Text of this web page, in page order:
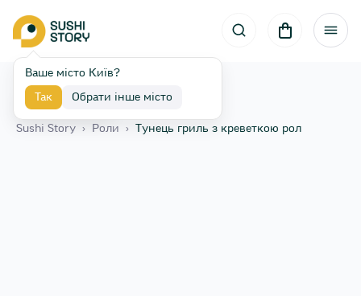
Ваше місто Київ?
Так Обрати інше місто
Назад
Sushi Story › Роли › Тунець гриль з креветкою рол